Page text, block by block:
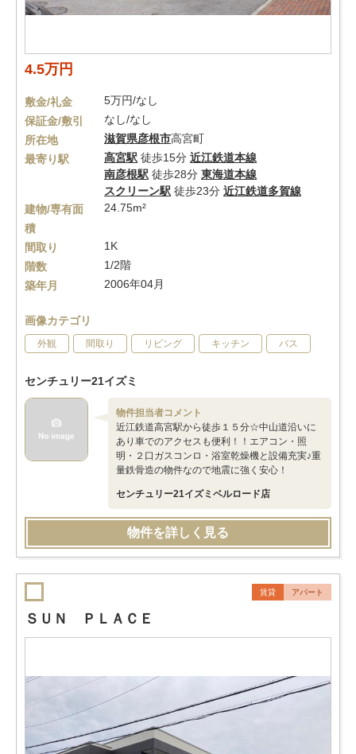
4.5万円
敷金/礼金
5万円/なし
保証金/敷引
なし/なし
所在地
滋賀県彦根市高宮町
最寄り駅
高宮駅 徒歩15分 近江鉄道本線
南彦根駅 徒歩28分 東海道本線
スクリーン駅 徒歩23分 近江鉄道多賀線
建物/専有面
積
24.75m²
間取り
1K
階数
1/2階
築年月
2006年04月
画像カテゴリ
外観 間取り リビング キッチン バス
センチュリー21イズミ
物件担当者コメント
近江鉄道高宮駅から徒歩１５分☆中山道沿いに
あり車でのアクセスも便利！！エアコン・照
明・２口ガスコンロ・浴室乾燥機と設備充実♪重
量鉄骨造の物件なので地震に強く安心！
センチュリー21イズミベルロード店
物件を詳しく見る
賃貸 アパート
ＳＵＮ ＰＬＡＣＥ